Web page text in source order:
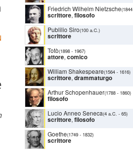
Friedrich Wilhelm Nietzsche(1844
scrittore, filosofo
Publilio Siro(100 a.C.)
scrittore
Totò(1898 - 1967)
attore, comico
William Shakespeare(1564 - 1616)
scrittore, drammaturgo
Arthur Schopenhauer(1788 - 1860)
filosofo
Lucio Anneo Seneca(4 a.C. - 65)
scrittore, filosofo
Goethe(1749 - 1832)
scrittore